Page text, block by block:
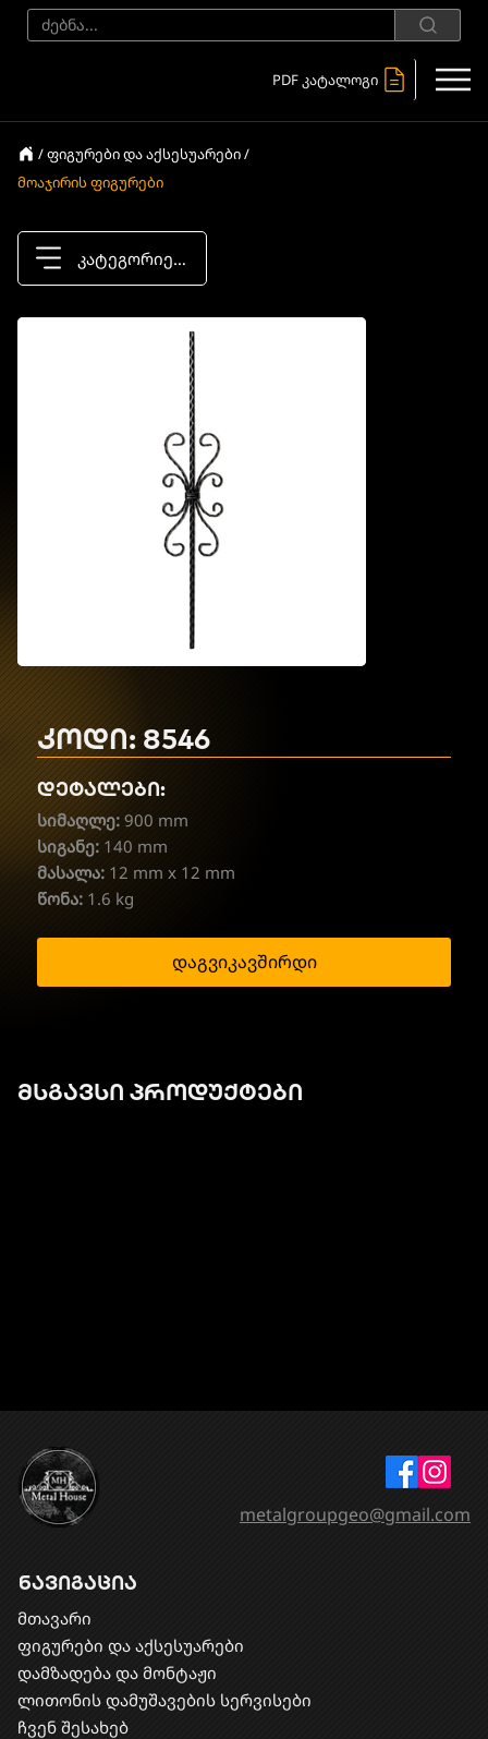
PDF კატალოგი
/ ფიგურები და აქსესუარები /
მოაჯირის ფიგურები
კატეგორიები
კოდი: 8546
დეტალები:
სიმაღლე: 900 mm
სიგანე: 140 mm
მასალა: 12 mm x 12 mm
წონა: 1.6 kg
დაგვიკავშირდი
მსგავსი პროდუქტები
ნავიგაცია
მთავარი
ფიგურები და აქსესუარები
დამზადება და მონტაჟი
​ლითონის დამუშავების სერვისები
ჩვენ შესახებ
metalgroupgeo@gmail.com